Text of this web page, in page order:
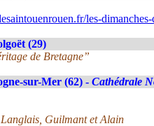
les-
(29)
de Bretagne”
sur-Mer (62) - Cathédrale
Guilmant et Alain